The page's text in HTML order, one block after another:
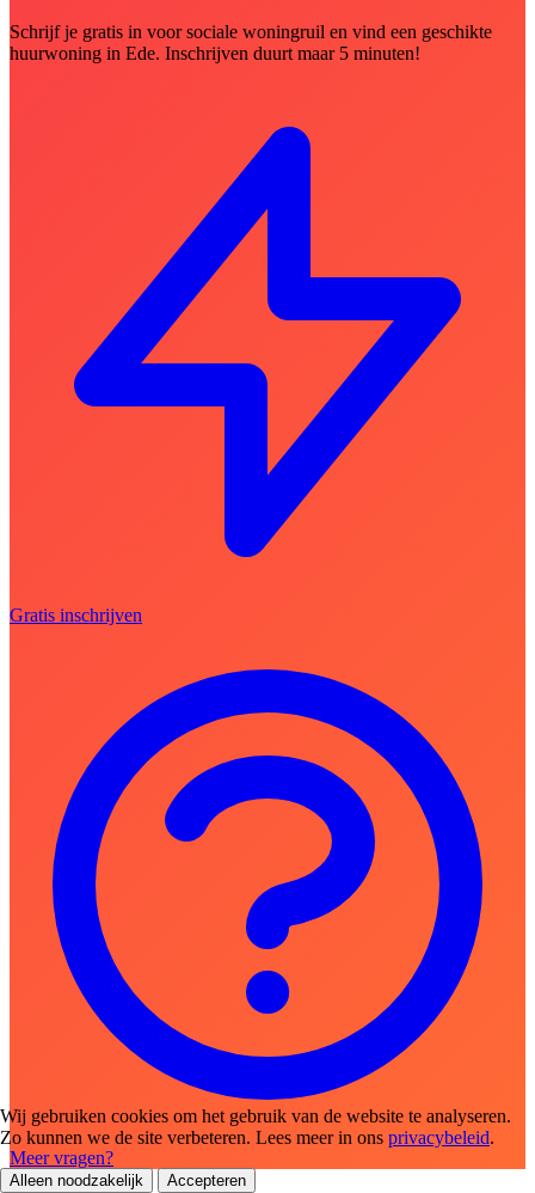
Schrijf je gratis in voor sociale woningruil en vind een geschikte
huurwoning in Ede. Inschrijven duurt maar 5 minuten!
Gratis inschrijven
Meer vragen?
Wij gebruiken cookies om het gebruik van de website te analyseren.
Zo kunnen we de site verbeteren. Lees meer in ons privacybeleid.
Alleen noodzakelijk Accepteren